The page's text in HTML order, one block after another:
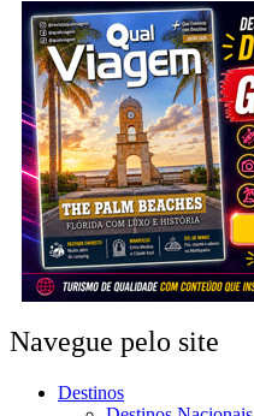
Navegue pelo site
Destinos